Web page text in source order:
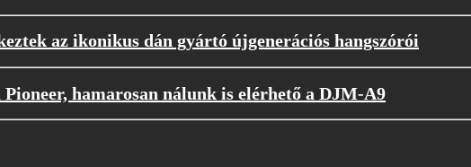
az ikonikus dán gyártó újgenerációs hangszórói
hamarosan nálunk is elérhető a DJM-A9